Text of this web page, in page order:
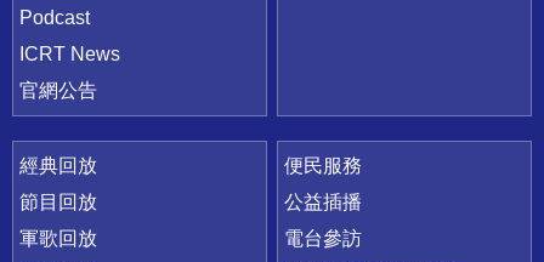
Podcast
ICRT News
官網公告
經典回放
節目回放
軍歌回放
便民服務
公益插播
電台參訪